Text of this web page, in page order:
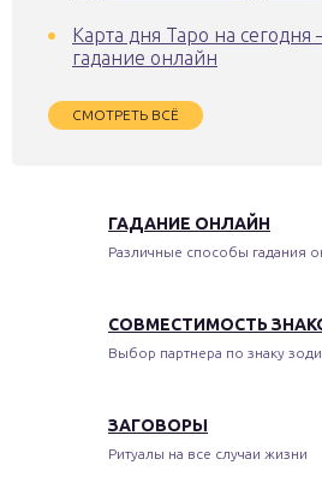
Карта дня Таро на сегодня
гадание онлайн
СМОТРЕТЬ ВСЁ
ГАДАНИЕ ОНЛАЙН
Различные способы гадания
СОВМЕСТИМОСТЬ
Выбор партнера по знаку
ЗАГОВОРЫ
Ритуалы на все случаи жизни